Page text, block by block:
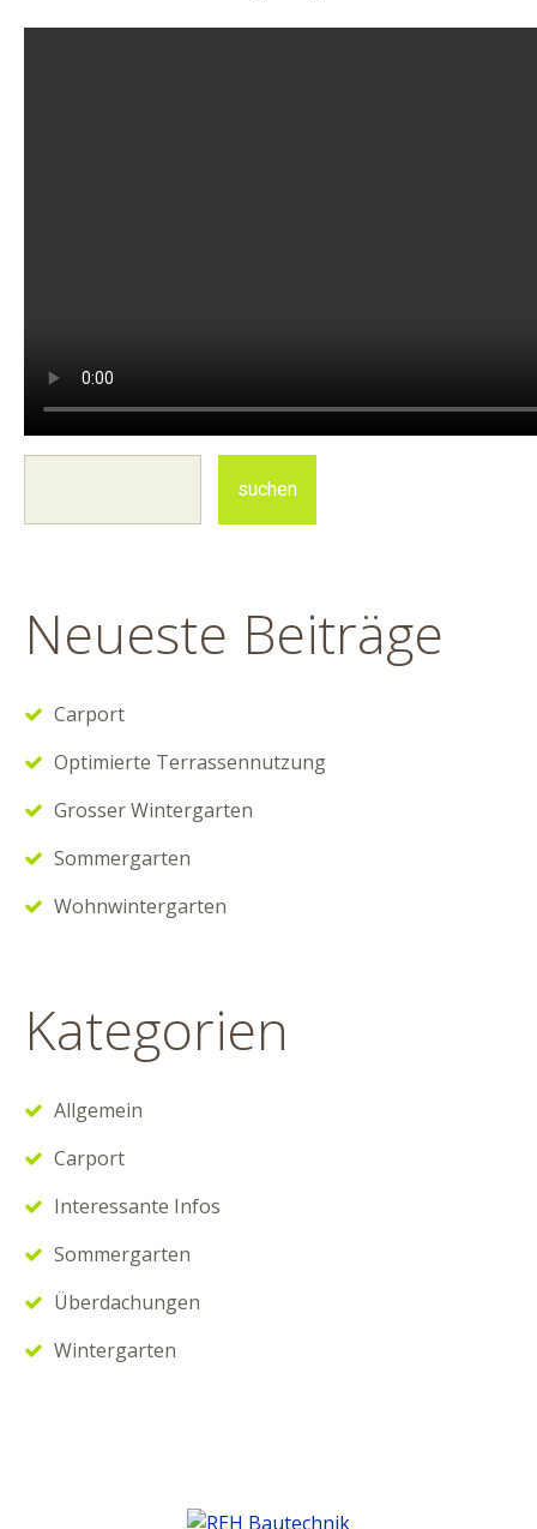
Neueste Beiträge
Carport
Optimierte Terrassennutzung
Grosser Wintergarten
Sommergarten
Wohnwintergarten
Kategorien
Allgemein
Carport
Interessante Infos
Sommergarten
Überdachungen
Wintergarten